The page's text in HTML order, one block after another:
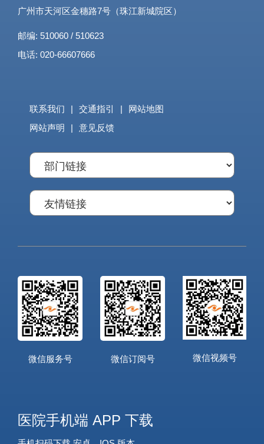
广州市天河区金穗路7号（珠江新城院区）
邮编: 510060 / 510623
电话: 020-66607666
联系我们 | 交通指引 |
网站地图
网站声明
| 意见反馈
微信服务号 微信订阅号 微信视频号
医院手机端 APP 下载